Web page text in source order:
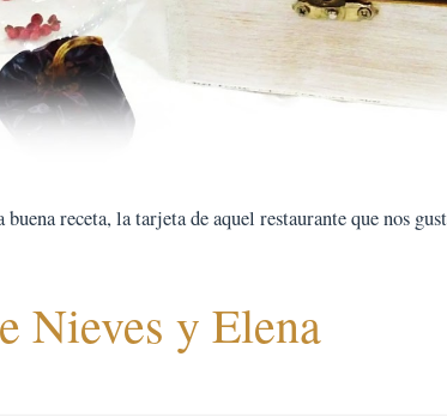
receta, la tarjeta de aquel restaurante que nos
Nieves y Elena